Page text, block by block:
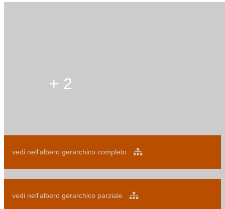
+ 2
vedi nell'albero gerarchico completo
vedi nell'albero gerarchico parziale